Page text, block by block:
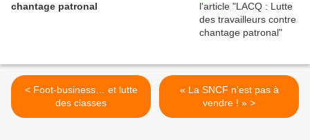
chantage patronal
< Foot-business… et lutte
des classes
« La SNCF n'est pas à
vendre ! » >